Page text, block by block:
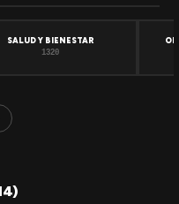
SALUD Y BIENESTAR
1320